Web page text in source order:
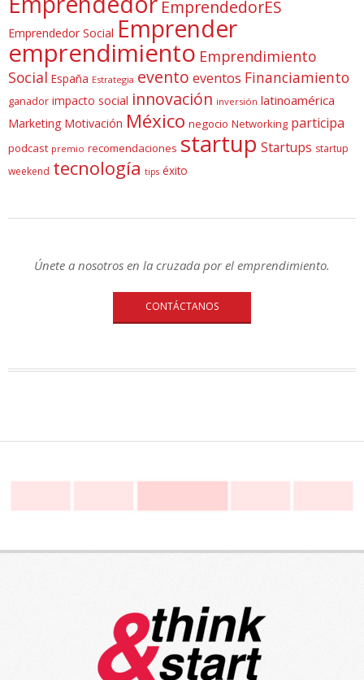
EmprendedorES
Emprendedor Social Emprender
emprendimiento Emprendimiento
Social España Estrategia evento eventos Financiamiento
ganador impacto social innovación inversión latinoamérica
Marketing Motivación México negocio Networking participa
podcast premio recomendaciones startup Startups startup
weekend tecnología tips éxito
Únete a nosotros en la cruzada por el emprendimiento.
CONTÁCTANOS